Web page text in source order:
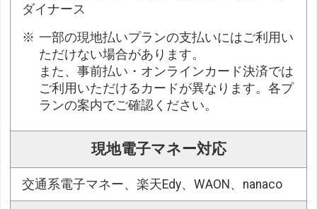
ダイナース
一部の現地払いプランの支払いにはご利用い
ただけない場合があります。
また、事前払い・オンラインカード決済では
ご利用いただけるカードが異なります。各プ
ランの案内でご確認ください。
現地電子マネー対応
交通系電子マネー、楽天Edy、WAON、nanaco